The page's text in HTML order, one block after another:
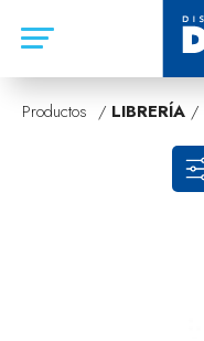
Productos / LIBRERÍA /